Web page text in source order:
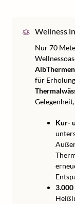
Wellness
Nur 70
AlbThermen
für
Kur-
3.000